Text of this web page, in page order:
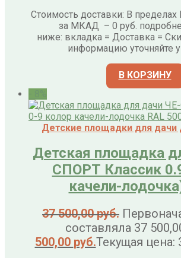
Стоимость доставки: В
за МКАД – 0 руб.
ниже: вкладка = Доставка =
информацию уточняйте
В КОРЗИНУ
Детские площадки для дачи
Детская площадка
СПОРТ Классик
качели-
37 500,00руб.
составляла 37
500,00 руб.Текущая цена: